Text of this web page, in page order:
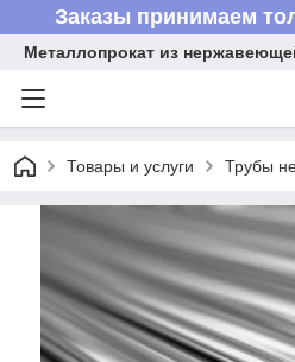
Заказы принимаем
Металлопрокат из
Товары и услуги Трубы